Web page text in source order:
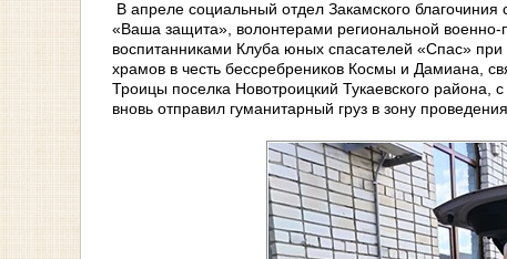
В апреле социальный отдел Закамского
«Ваша защита», волонтерами региональной военно-
воспитанниками Клуба юных спасателей «Спас»
храмов в честь бессребреников Космы и Дамиана,
Троицы поселка Новотроицкий Тукаевского
вновь отправил гуманитарный груз в зону